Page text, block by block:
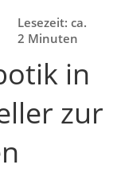
Lesezeit: ca.
2 Minuten
in
zur